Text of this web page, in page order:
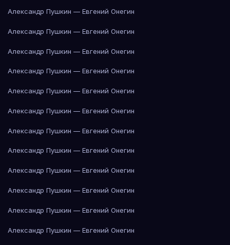
Александр Пушкин — Евгений Онегин
Александр Пушкин — Евгений Онегин
Александр Пушкин — Евгений Онегин
Александр Пушкин — Евгений Онегин
Александр Пушкин — Евгений Онегин
Александр Пушкин — Евгений Онегин
Александр Пушкин — Евгений Онегин
Александр Пушкин — Евгений Онегин
Александр Пушкин — Евгений Онегин
Александр Пушкин — Евгений Онегин
Александр Пушкин — Евгений Онегин
Александр Пушкин — Евгений Онегин